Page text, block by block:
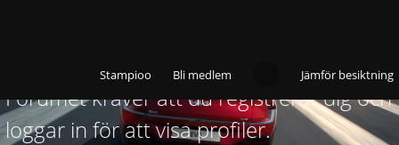
Stampioo Bli medlem Jämför besiktning
Forumet kräver att du registrerar dig och
loggar in för att visa profiler.